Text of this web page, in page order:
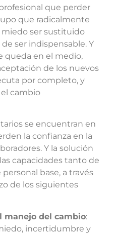
que perder
que radicalmente
ser sustituido
ser indispensable. Y
queda en el medio,
de los nuevos
por completo, y
cambio
se encuentran en
la confianza en la
Y la solución
capacidades tanto de
base, a través
de los siguientes
manejo del cambio:
incertidumbre y